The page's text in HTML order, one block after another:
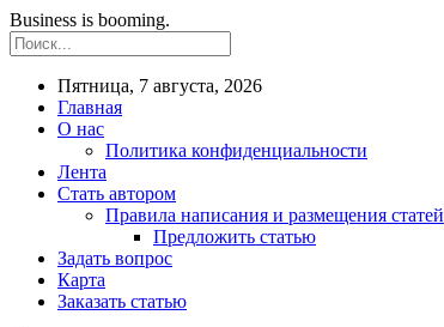
Business is booming.
Пятница, 7 августа, 2026
Главная
О нас
Политика конфиденциальности
Лента
Стать автором
Правила написания и размещения статей
Предложить статью
Задать вопрос
Карта
Заказать статью